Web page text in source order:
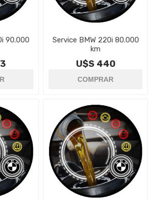
90.000
Service BMW 220i 80.000
km
U$S 440